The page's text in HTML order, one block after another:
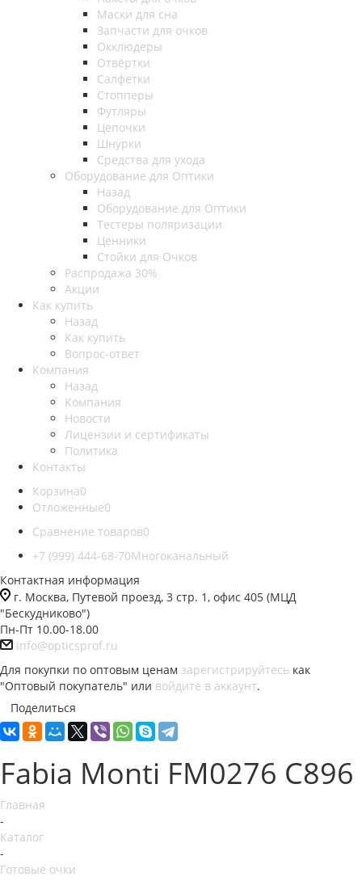
Маски для сна
Запчасти для очков
Окклюдеры
Отвёртки
Салфетки
Стопперы
Футляры
Цепочки
Шнурки
Средства для ухода
Оборудование для Оптики
Назад
Оборудование для Оптики
Тестеры поляризации
Ценники
Стойки для Очков
Распродажа 30%
Акции
Как купить
Назад
Как купить
Вопрос-ответ
Компания
Назад
Компания
Новости
Лицензии и сертификаты
Политика
Контакты
Корзина0
Отложенные0
Сравнение товаров0
+7 (999) 444-68-70Многоканальный
Контактная информация
г. Москва, Путевой проезд, 3 стр. 1, офис 405 (МЦД
"Бескудниково")
Пн-Пт 10.00-18.00
info@opticsprof.ru
Для покупки по оптовым ценам зарегистрируйтесь как
"Оптовый покупатель" или войдите в аккаунт.
Поделиться
Fabia Monti FM0276 C896
Главная
-
Каталог
-
Готовые очки